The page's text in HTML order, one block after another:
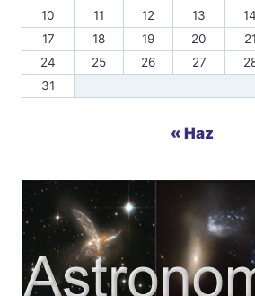
10
11 12 13 14
17
18 19 20 21
24
25 26 27
31
« Haz